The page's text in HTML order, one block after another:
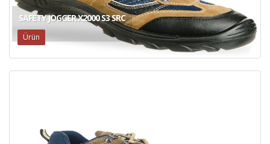
SAFETY JOGGER X2000 S3 SRC
Ürün